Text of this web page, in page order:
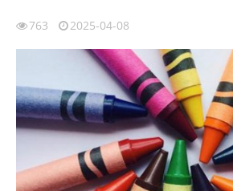
763 2025-04-08